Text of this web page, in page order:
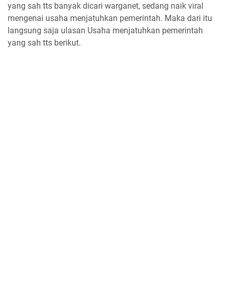
yang sah tts banyak dicari warganet, sedang naik viral
mengenai usaha menjatuhkan pemerintah. Maka dari itu
langsung saja ulasan Usaha menjatuhkan pemerintah
yang sah tts berikut.